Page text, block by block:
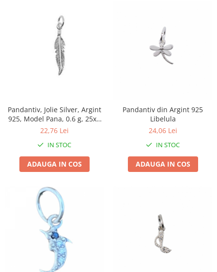
Aparate de tuns animale
Piese si accesorii aparate de tuns
Tarcuri animale
Casute gradina si cutii depozitare
Mobilier gradina
Corturi, Prelate si plase de
umbrire
Lopeti zapada
Zdrobitoare si teascuri
Zdrobitoare electrice
Zdrobitoare electrice & manuale
Zdrobitoare manuale
Masini de cusut si accesorii
Articole antidaunatori gradina
Pandantiv, Jolie Silver, Argint
925, Model Pana, 0.6 g, 25x6
mm
22,76 Lei
IN STOC
ADAUGA IN COS
Pandantiv din Argint 925
Libelula
24,06 Lei
IN STOC
ADAUGA IN COS